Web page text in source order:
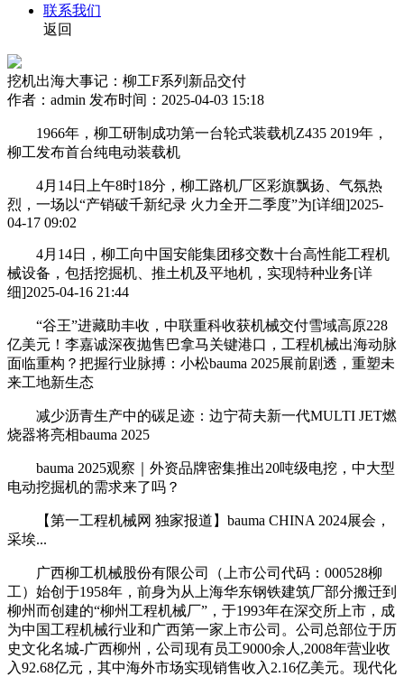
联系我们
返回
挖机出海大事记：柳工F系列新品交付
作者：admin 发布时间：2025-04-03 15:18
1966年，柳工研制成功第一台轮式装载机Z435 2019年，
柳工发布首台纯电动装载机
4月14日上午8时18分，柳工路机厂区彩旗飘扬、气氛热
烈，一场以“产销破千新纪录 火力全开二季度”为[详细]2025-
04-17 09:02
4月14日，柳工向中国安能集团移交数十台高性能工程机
械设备，包括挖掘机、推土机及平地机，实现特种业务[详
细]2025-04-16 21:44
“谷王”进藏助丰收，中联重科收获机械交付雪域高原228
亿美元！李嘉诚深夜抛售巴拿马关键港口，工程机械出海动脉
面临重构？把握行业脉搏：小松bauma 2025展前剧透，重塑未
来工地新生态
减少沥青生产中的碳足迹：边宁荷夫新一代MULTI JET燃
烧器将亮相bauma 2025
bauma 2025观察｜外资品牌密集推出20吨级电挖，中大型
电动挖掘机的需求来了吗？
【第一工程机械网 独家报道】bauma CHINA 2024展会，
采埃...
广西柳工机械股份有限公司（上市公司代码：000528柳
工）始创于1958年，前身为从上海华东钢铁建筑厂部分搬迁到
柳州而创建的“柳州工程机械厂”，于1993年在深交所上市，成
为中国工程机械行业和广西第一家上市公司。公司总部位于历
史文化名城-广西柳州，公司现有员工9000余人,2008年营业收
入92.68亿元，其中海外市场实现销售收入2.16亿美元。现代化